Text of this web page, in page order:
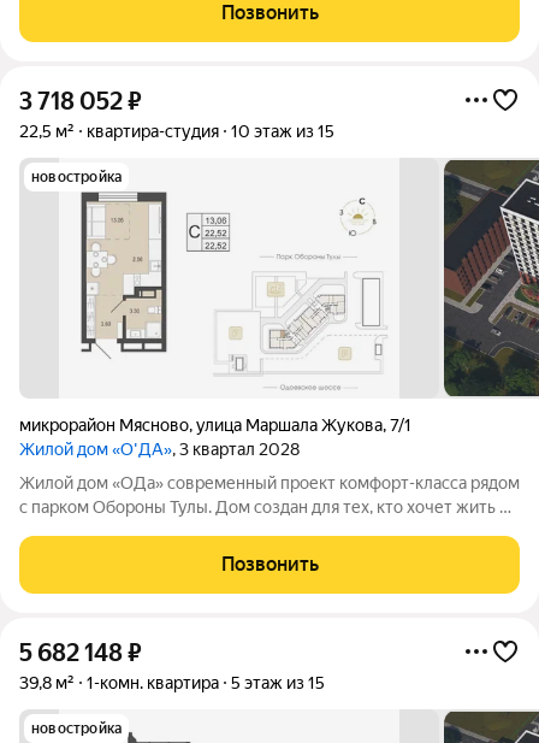
преимущество Дом
Позвонить
3 718 052₽
22,5 м² квартира-студия 10 этаж из 15
новостройка
микрорайон Мясново,улица Маршала Жукова,7/1
Жилой дом «О'ДА», 3 квартал 2028
Жилой дом «ОДа» современный проект комфорт-класса рядом
с парком Обороны Тулы. Дом создан для тех, кто хочет жить в
преимущество Дом
Позвонить
5 682 148₽
39,8 м² 1-комн. квартира 5 этаж из 15
новостройка